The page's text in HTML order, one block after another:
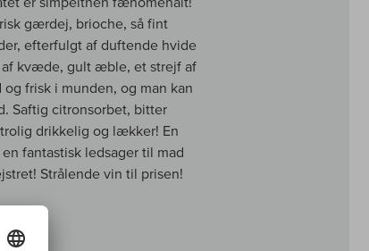
gærdej, brioche, så fint
efterfulgt af duftende hvide
af kvæde, gult æble, et strejf af
frisk i munden, og man kan
Saftig citronsorbet, bitter
drikkelig og lækker! En
fantastisk ledsager til mad
Strålende vin til prisen!